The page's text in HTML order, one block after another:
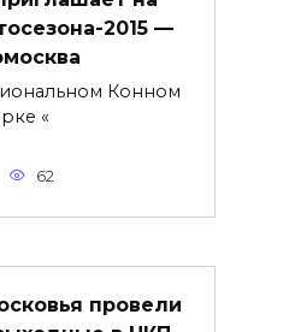
2015 —
Конном
«
62
провели